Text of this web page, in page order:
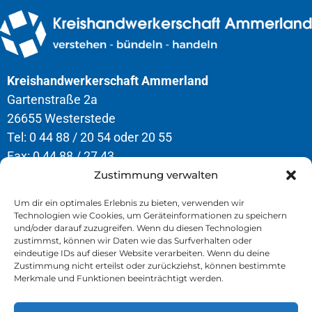
Zustimmung verwalten
Um dir ein optimales Erlebnis zu bieten, verwenden wir
Technologien wie Cookies, um Geräteinformationen zu speichern
und/oder darauf zuzugreifen. Wenn du diesen Technologien
zustimmst, können wir Daten wie das Surfverhalten oder
eindeutige IDs auf dieser Website verarbeiten. Wenn du deine
Zustimmung nicht erteilst oder zurückziehst, können bestimmte
Merkmale und Funktionen beeinträchtigt werden.
Kreishandwerkerschaft Ammerland
Gartenstraße 2a
26655 Westerstede
Tel: 0 44 88 / 20 54 oder 20 55
Fax: 0 44 88 / 27 43
Öffnungszeiten
Montag – Donnerstag
8.00 – 12.30 Uhr & 13.00 – 16.30 Uhr
Freitag
8.00 – 13.00 Uhr